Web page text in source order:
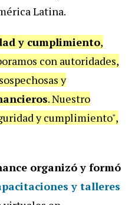
Latina.
y cumplimiento,
con autoridades,
y
. Nuestro
y cumplimiento",
organizó y formó
y talleres